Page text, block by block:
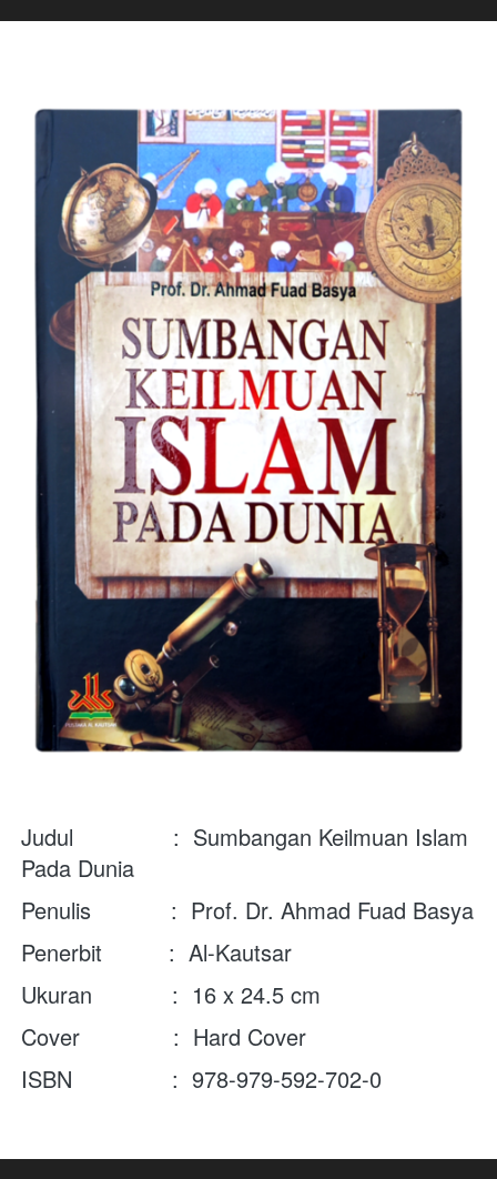
Judul               :  Sumbangan Keilmuan Islam
Pada Dunia
Penulis            :  Prof. Dr. Ahmad Fuad Basya
Penerbit          :  Al-Kautsar
Ukuran            :  16 x 24.5 cm
Cover              :  Hard Cover
ISBN               : 978-979-592-702-0